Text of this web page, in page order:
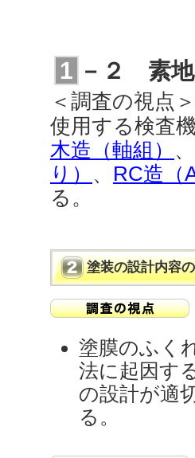
1 －２ 素地
＜調査の視点
使用する検査
木造（軸組） 、
り） 、 RC造（
る。
塗装の設計内容
塗膜のふく
法に起因す
の設計が適
る。